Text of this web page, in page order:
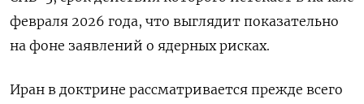
февраля 2026 года, что выглядит показательно
на фоне заявлений о ядерных рисках.
Иран в доктрине рассматривается прежде всего